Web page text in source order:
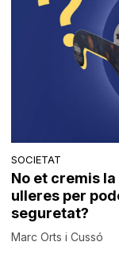
SOCIETAT
No et cremis
ulleres per
seguretat?
Marc Orts i Cussó